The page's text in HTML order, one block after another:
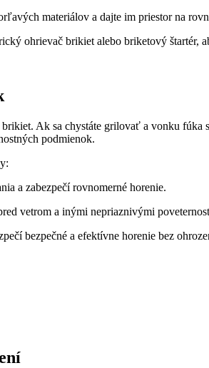
materiálov a dajte im priestor na⁣
ohrievač brikiet alebo briketový‌ štartér,⁤
Ak sa chystáte grilovať a vonku
podmienok.
a zabezpečí rovnomerné horenie.
vetrom a inými nepriaznivými
bezpečné a efektívne ⁤horenie bez